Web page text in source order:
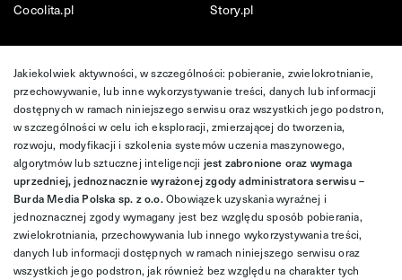
Cocolita.pl
Story.pl
Jakiekolwiek aktywności, w szczególności: pobieranie, zwielokrotnianie,
przechowywanie, lub inne wykorzystywanie treści, danych lub informacji
dostępnych w ramach niniejszego serwisu oraz wszystkich jego podstron,
w szczególności w celu ich eksploracji, zmierzającej do tworzenia,
rozwoju, modyfikacji i szkolenia systemów uczenia maszynowego,
algorytmów lub sztucznej inteligencji jest zabronione oraz wymaga
uprzedniej, jednoznacznie wyrażonej zgody administratora serwisu –
Burda Media Polska sp. z o.o.Obowiązek uzyskania wyraźnej i
jednoznacznej zgody wymagany jest bez względu sposób pobierania,
zwielokrotniania, przechowywania lub innego wykorzystywania treści,
danych lub informacji dostępnych w ramach niniejszego serwisu oraz
wszystkich jego podstron, jak również bez względu na charakter tych